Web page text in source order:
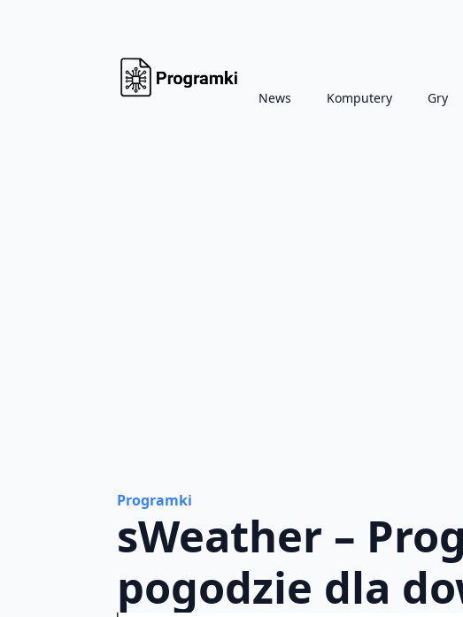
News Komputery Gry
Programki
sWeather –
pogodzie dla